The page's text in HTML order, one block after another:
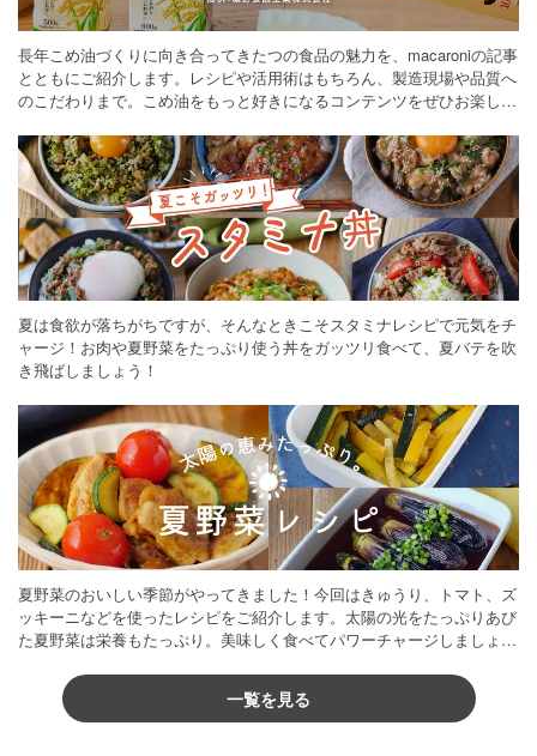
長年こめ油づくりに向き合ってきたつの食品の魅力を、macaroniの記事
とともにご紹介します。レシピや活用術はもちろん、製造現場や品質へ
のこだわりまで。こめ油をもっと好きになるコンテンツをぜひお楽しみ
夏は食欲が落ちがちですが、そんなときこそスタミナレシピで元気をチ
ャージ！お肉や夏野菜をたっぷり使う丼をガッツリ食べて、夏バテを吹
き飛ばしましょう！
夏野菜のおいしい季節がやってきました！今回はきゅうり、トマト、ズ
ッキーニなどを使ったレシピをご紹介します。太陽の光をたっぷりあび
た夏野菜は栄養もたっぷり。美味しく食べてパワーチャージしましょう
一覧を見る